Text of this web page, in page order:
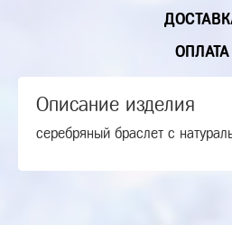
ОПЛАТА
Описание изделия
серебряный браслет с